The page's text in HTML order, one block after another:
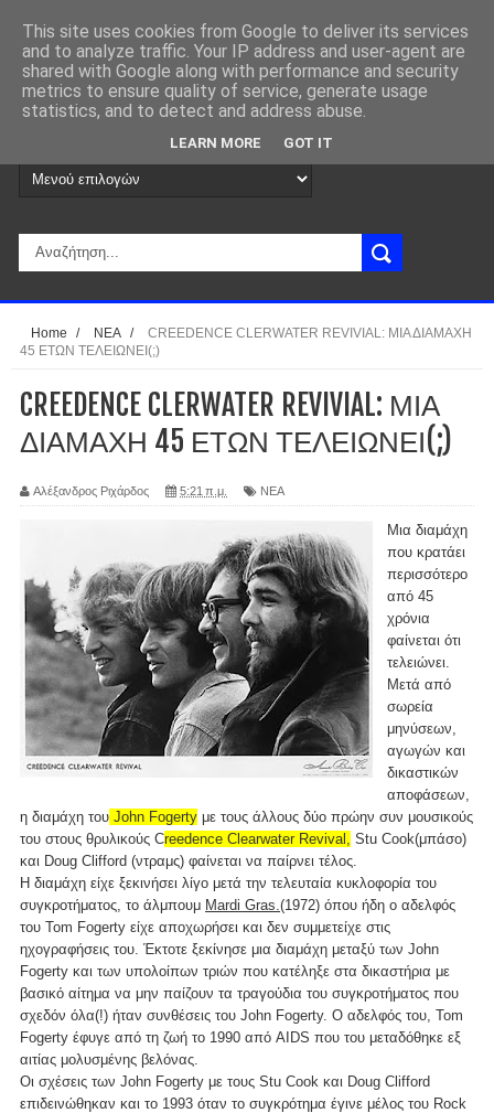
Home / ΝΕΑ /
CREEDENCE CLERWATER REVIVIAL: ΜΙΑ ΔΙΑΜΑΧΗ
45 ΕΤΩΝ ΤΕΛΕΙΩΝΕΙ(;)
CREEDENCE CLERWATER REVIVIAL: ΜΙΑ
ΔΙΑΜΑΧΗ 45 ΕΤΩΝ ΤΕΛΕΙΩΝΕΙ(;)
Αλέξανδρος Ριχάρδος 5:21 π.μ. ΝΕΑ
Μια διαμάχη
που κρατάει
περισσότερο
από 45
χρόνια
φαίνεται ότι
τελειώνει.
Μετά από
σωρεία
μηνύσεων,
αγωγών και
δικαστικών
αποφάσεων,
η διαμάχη του John Fogerty με τους άλλους δύο πρώην συν μουσικούς
του στους θρυλικούς Creedence Clearwater Revival, Stu Cook(μπάσο)
και Doug Clifford (ντραμς) φαίνεται να παίρνει τέλος.
Η διαμάχη είχε ξεκινήσει λίγο μετά την τελευταία κυκλοφορία του
συγκροτήματος, το άλμπουμ Mardi Gras. (1972) όπου ήδη ο αδελφός
του Tom Fogerty είχε αποχωρήσει και δεν συμμετείχε στις
ηχογραφήσεις του. Έκτοτε ξεκίνησε μια διαμάχη μεταξύ των John
Fogerty και των υπολοίπων τριών που κατέληξε στα δικαστήρια με
βασικό αίτημα να μην παίζουν τα τραγούδια του συγκροτήματος που
σχεδόν όλα(!) ήταν συνθέσεις του John Fogerty. Ο αδελφός του, Tom
Fogerty έφυγε από τη ζωή το 1990 από AIDS που του μεταδόθηκε εξ
αιτίας μολυσμένης βελόνας.
Οι σχέσεις των John Fogerty με τους Stu Cook και Doug Clifford
επιδεινώθηκαν και το 1993 όταν το συγκρότημα έγινε μέλος του Rock
This site uses cookies from Google to deliver its services
and to analyze traffic. Your IP address and user-agent are
shared with Google along with performance and security
metrics to ensure quality of service, generate usage
statistics, and to detect and address abuse.
LEARN MORE GOT IT